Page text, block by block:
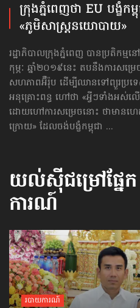
ក្រុងភ្នំពេញថា EU បង្ខំកម្
«ភូមិសាស្ត្រនយោបាយ»
រដ្ឋាភិបាលក្រុងភ្នំពេញ បានប្រតិកម្មន
កុម្ភៈ ឆ្នាំ២០១៩នេះ តបនឹងការសម្រ
សហភាពអ៊ឺរ៉ុប ដើម្បីឈានទៅព្យួរប្រទេ
អនុគ្រោះពន្ធ ហៅថា «អ្វីៗទាំងអស់​ល
ដោយហៅការសម្រេចនោះ ថាមាន
ក្រោយ» ដែលចង់បង្ខំកម្ពុជា ...
យល់ស៊ីជម្រៅផ្នែក
ការណ៍
របាយការណ៍